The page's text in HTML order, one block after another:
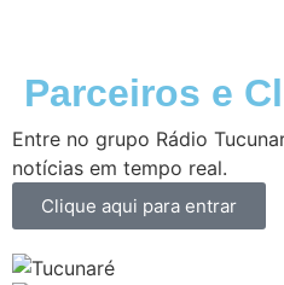
Parceiros e
Entre no grupo Rádio
notícias em tempo real.
Clique aqui para entrar